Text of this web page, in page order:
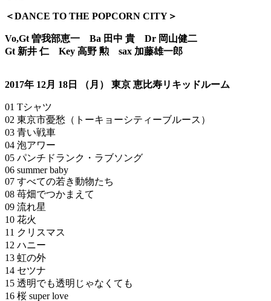
＜DANCE TO THE POPCORN CITY＞
Vo,Gt 曽我部恵一 Ba 田中 貴 Dr 岡山健二
Gt 新井 仁 Key 高野 勲 sax 加藤雄一郎
2017年 12月 18日 （月） 東京 恵比寿リキッドルーム
01 Tシャツ
02 東京市憂愁（トーキョーシティーブルース）
03 青い戦車
04 泡アワー
05 パンチドランク・ラブソング
06 summer baby
07 すべての若き動物たち
08 苺畑でつかまえて
09 流れ星
10 花火
11 クリスマス
12 ハニー
13 虹の外
14 セツナ
15 透明でも透明じゃなくても
16 桜 super love